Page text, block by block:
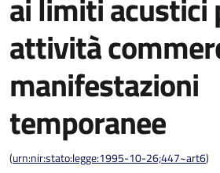
ai limiti acustici
attività
manifestazioni
temporanee
(urn:nir:stato:legge:1995-10-26;447~art6)